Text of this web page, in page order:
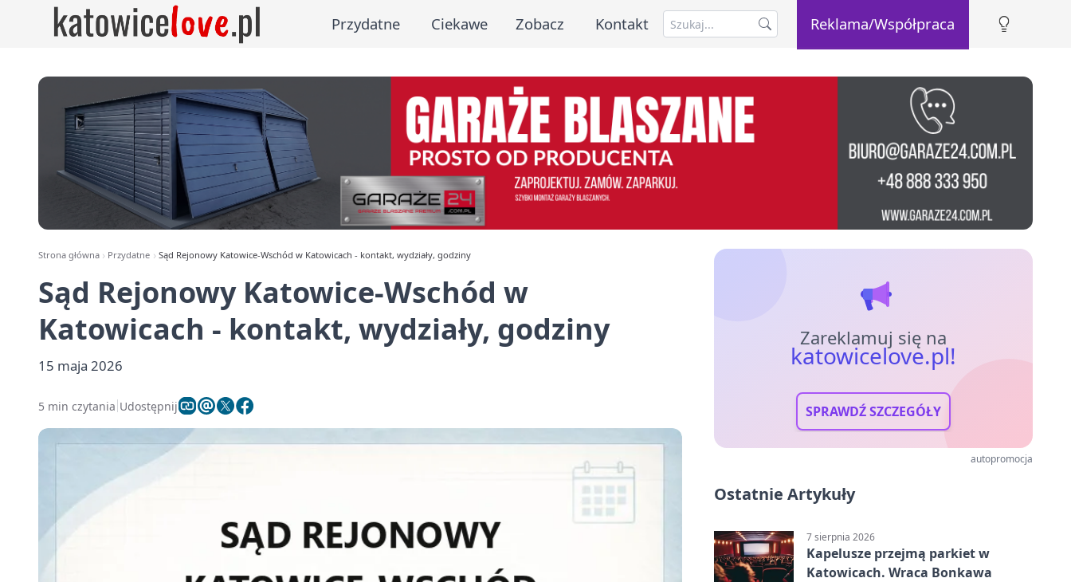
Przydatne Ciekawe Zobacz Kontakt Reklama/Współpraca
Strona główna Przydatne Sąd Rejonowy Katowice-Wschód w Katowicach - kontakt, wydziały, godziny
Sąd Rejonowy Katowice-Wschód w
Katowicach - kontakt, wydziały, godziny
15 maja 2026
5 min czytania Udostępnij
Zareklamuj się na
katowicelove.pl!
SPRAWDŹ SZCZEGÓŁY
autopromocja
Ostatnie Artykuły
7 sierpnia 2026
Kapelusze przejmą parkiet w
Katowicach. Wraca Bonkawa